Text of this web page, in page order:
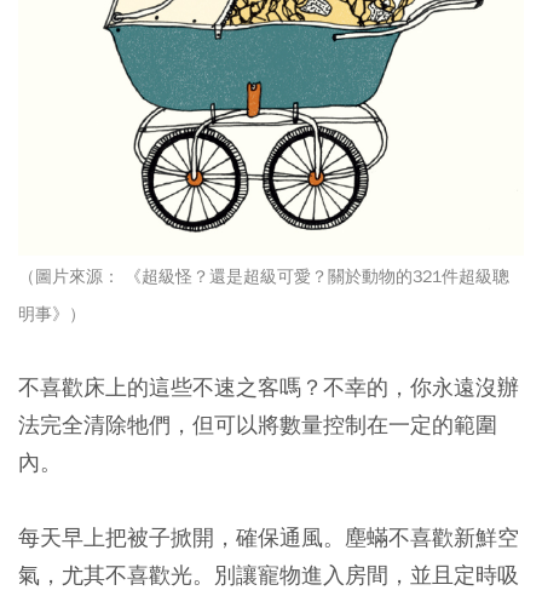
（圖片來源： 《超級怪？還是超級可愛？關於動物的321件超級聰
明事》）
不喜歡床上的這些不速之客嗎？不幸的，你永遠沒辦
法完全清除牠們，但可以將數量控制在一定的範圍
內。
每天早上把被子掀開，確保通風。塵蟎不喜歡新鮮空
氣，尤其不喜歡光。別讓寵物進入房間，並且定時吸